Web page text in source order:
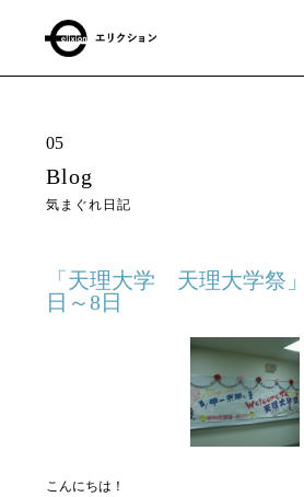
01
business
私たちの事業
03 About
05
Blog
気まぐれ日記
「天理大学 天理大学祭
日～8日
こんにちは！